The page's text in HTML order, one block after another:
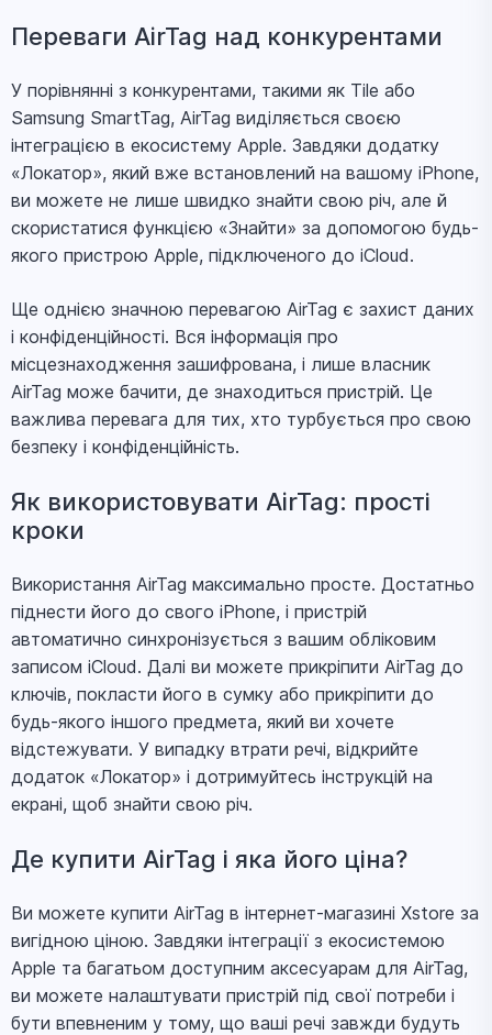
Переваги AirTag над конкурентами
У порівнянні з конкурентами, такими як Tile або
Samsung SmartTag, AirTag виділяється своєю
інтеграцією в екосистему Apple. Завдяки додатку
«Локатор», який вже встановлений на вашому iPhone,
ви можете не лише швидко знайти свою річ, але й
скористатися функцією «Знайти» за допомогою будь-
якого пристрою Apple, підключеного до iCloud.
Ще однією значною перевагою AirTag є захист даних
і конфіденційності. Вся інформація про
місцезнаходження зашифрована, і лише власник
AirTag може бачити, де знаходиться пристрій. Це
важлива перевага для тих, хто турбується про свою
безпеку і конфіденційність.
Як використовувати AirTag: прості
кроки
Використання AirTag максимально просте. Достатньо
піднести його до свого iPhone, і пристрій
автоматично синхронізується з вашим обліковим
записом iCloud. Далі ви можете прикріпити AirTag до
ключів, покласти його в сумку або прикріпити до
будь-якого іншого предмета, який ви хочете
відстежувати. У випадку втрати речі, відкрийте
додаток «Локатор» і дотримуйтесь інструкцій на
екрані, щоб знайти свою річ.
Де купити AirTag і яка його ціна?
Ви можете купити AirTag в інтернет-магазині Xstore за
вигідною ціною. Завдяки інтеграції з екосистемою
Apple та багатьом доступним аксесуарам для AirTag,
ви можете налаштувати пристрій під свої потреби і
бути впевненим у тому, що ваші речі завжди будуть